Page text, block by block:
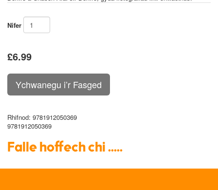
Nifer
£6.99
Rhifnod: 9781912050369
9781912050369
Falle hoffech chi .....